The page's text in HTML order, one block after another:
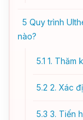
5 Quy trình
nào?
5.1 1. Thăm
5.2 2. Xác
5.3 3. Tiến